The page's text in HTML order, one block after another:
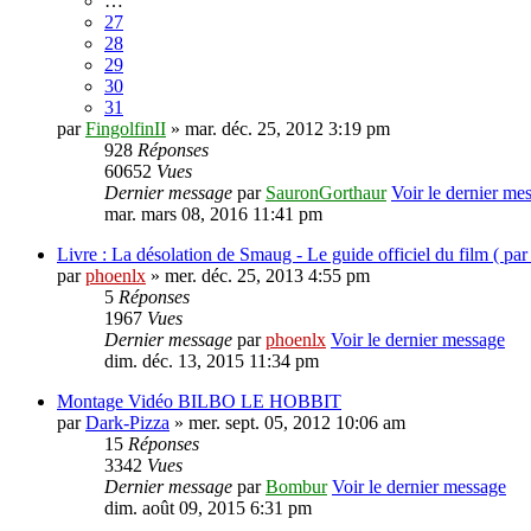
27
28
29
30
31
parFingolfinII » mar. déc. 25, 2012 3:19 pm
928 Réponses
60652 Vues
Dernier message par SauronGorthaur Voir le dernier
mar. mars 08, 2016 11:41 pm
Livre : La désolation de Smaug - Le guide officiel du film (
parphoenlx » mer. déc. 25, 2013 4:55 pm
5 Réponses
1967 Vues
Dernier message parphoenlx Voir le dernier message
dim. déc. 13, 2015 11:34 pm
Montage Vidéo BILBO LE HOBBIT
parDark-Pizza » mer. sept. 05, 2012 10:06 am
15 Réponses
3342 Vues
Dernier message parBombur Voir le dernier message
dim. août 09, 2015 6:31 pm